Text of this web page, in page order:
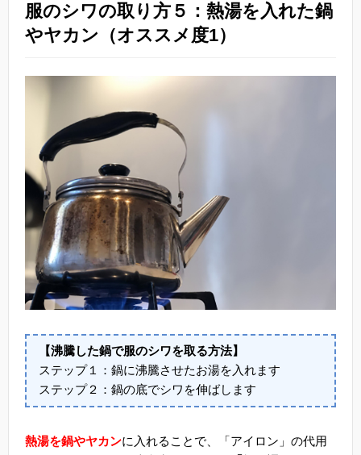
服のシワの取り方５：熱湯を入れた鍋
やヤカン（オススメ度1）
【沸騰した鍋で服のシワを取る方法】
ステップ１：鍋に沸騰させたお湯を入れます
ステップ２：鍋の底でシワを伸ばします
熱湯を鍋やヤカンに入れることで、「アイロン」の代用